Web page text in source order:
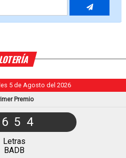
5 de Agosto del 2026
Premio
Letras
BADB